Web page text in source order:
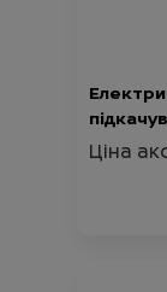
Ціна